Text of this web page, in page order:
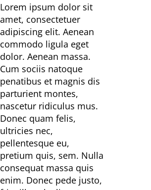
Lorem ipsum dolor sit
amet, consectetuer
adipiscing elit. Aenean
commodo ligula eget
dolor. Aenean massa.
Cum sociis natoque
penatibus et magnis dis
parturient montes,
nascetur ridiculus mus.
Donec quam felis,
ultricies nec,
pellentesque eu,
pretium quis, sem. Nulla
consequat massa quis
enim. Donec pede justo,